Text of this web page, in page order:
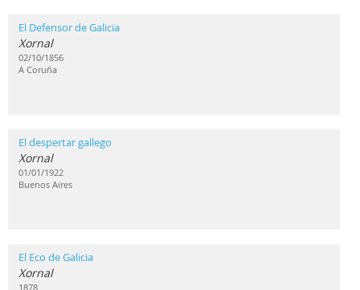
El Defensor de Galicia
Xornal
02/10/1856
A Coruña
El despertar gallego
Xornal
01/01/1922
Buenos Aires
El Eco de Galicia
Xornal
1878